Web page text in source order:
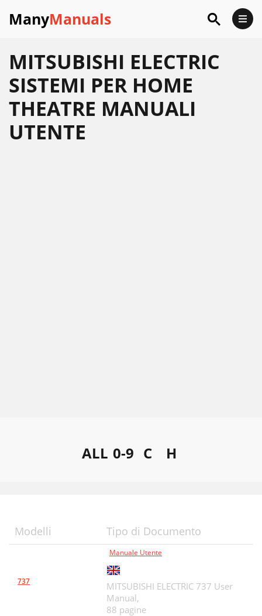
ManyManuals
MITSUBISHI ELECTRIC
SISTEMI PER HOME
THEATRE MANUALI
UTENTE
ALL 0-9 C H
Modelli Tipo di Documento
737
Manuale Utente
MITSUBISHI ELECTRIC 737 User
Manual,
88 pagine